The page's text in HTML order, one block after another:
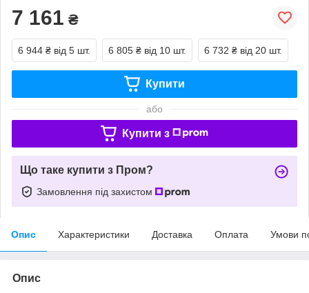
7 161 ₴
6 944 ₴ від 5 шт. 6 805 ₴ від 10 шт. 6 732 ₴ від 20 шт.
Купити
або
Купити з
Що таке купити з Пром?
Замовлення під захистом
Опис Характеристики Доставка Оплата Умови
Опис